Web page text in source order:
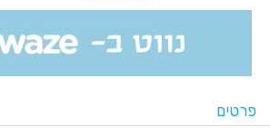
פרטים